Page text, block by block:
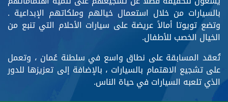
بالسيارات من خلال استعمال خيالهم وملكاتهم الإبداعية .
وتضع تويوتا أمالاً عريضة على سيارات الأحلام التي تنبع من
الخيال الخصب للأطفال.
تُعقد المسابقة على نطاق واسع في سلطنة عُمان ، وتعمل
على تشجيع الاهتمام بالسيارات ، بالإضافة إلى تعزيزها للدور
الذي تلعبه السيارات في حياة الناس.